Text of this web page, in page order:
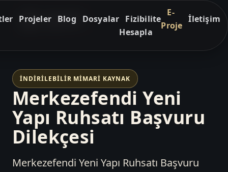
Projeler Blog Dosyalar Fizibilite
Hesapla
E-
Proje
İletişim
İNDIRILEBILIR MIMARI KAYNAK
Merkezefendi Yeni
Yapı Ruhsatı Başvuru
Dilekçesi
Merkezefendi Yeni Yapı Ruhsatı Başvuru